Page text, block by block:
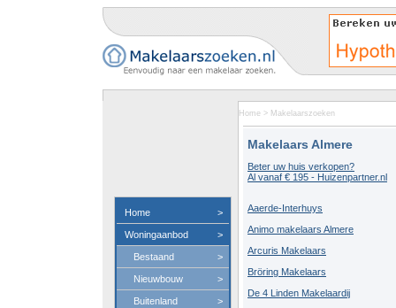
Home >
Woningaanbod >
Bestaand >
Nieuwbouw >
Buitenland >
Home > Makelaarszoeken
Makelaars Almere
Beter uw huis verkopen?
Al vanaf € 195 - Huizenpartner.nl
Aaerde-Interhuys
Animo makelaars Almere
Arcuris Makelaars
Bröring Makelaars
De 4 Linden Makelaardij